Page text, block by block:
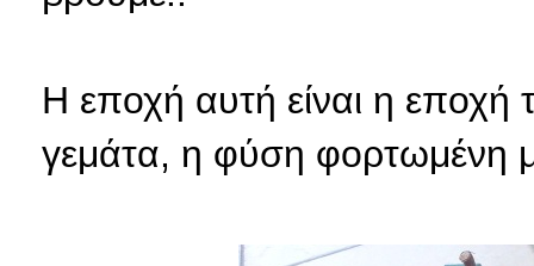
Η εποχή αυτή είναι η
γεμάτα, η φύση φορτωμένη